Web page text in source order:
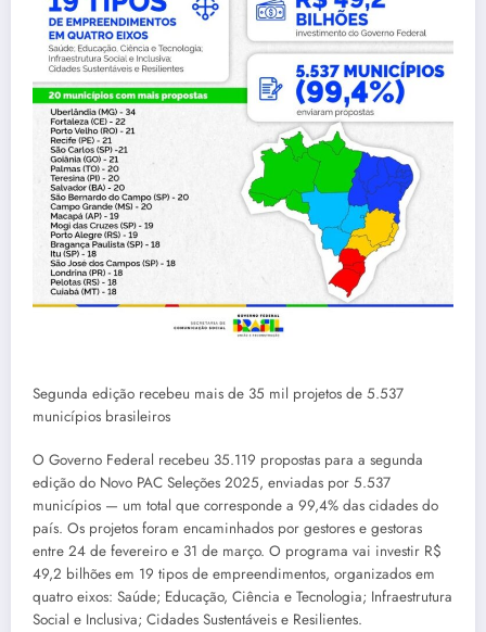
Segunda edição recebeu mais de 35 mil projetos de 5.537
municípios brasileiros
O Governo Federal recebeu 35.119 propostas para a segunda
edição do Novo PAC Seleções 2025, enviadas por 5.537
municípios — um total que corresponde a 99,4% das cidades do
país. Os projetos foram encaminhados por gestores e gestoras
entre 24 de fevereiro e 31 de março. O programa vai investir R$
49,2 bilhões em 19 tipos de empreendimentos, organizados em
quatro eixos: Saúde; Educação, Ciência e Tecnologia; Infraestrutura
Social e Inclusiva; Cidades Sustentáveis e Resilientes.